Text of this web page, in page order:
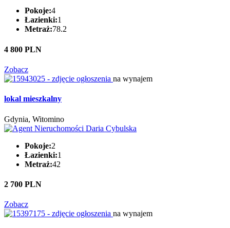
Pokoje:4
Łazienki:1
Metraż:78.2
4 800 PLN
Zobacz
na wynajem
lokal mieszkalny
Gdynia, Witomino
Pokoje:2
Łazienki:1
Metraż:42
2 700 PLN
Zobacz
na wynajem